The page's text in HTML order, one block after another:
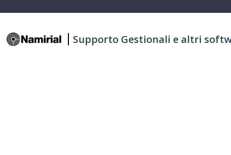
Supporto Gestionali e altri